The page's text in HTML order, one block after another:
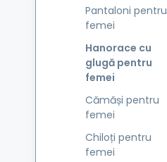
Pantaloni pentru
femei
Hanorace cu
glugă pentru
femei
Cămăși pentru
femei
Chiloți pentru
femei